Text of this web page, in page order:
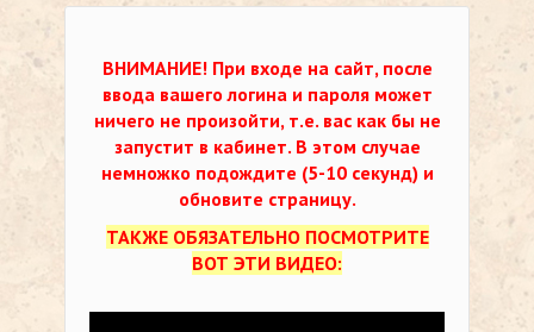
ВНИМАНИЕ! При входе на сайт, после
ввода вашего логина и пароля может
ничего не произойти, т.е. вас как бы не
запустит в кабинет. В этом случае
немножко подождите (5-10 секунд) и
обновите страницу.
ТАКЖЕ ОБЯЗАТЕЛЬНО ПОСМОТРИТЕ
ВОТ ЭТИ ВИДЕО: